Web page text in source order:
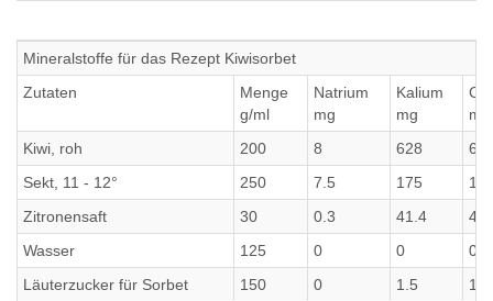
Mineralstoffe für das Rezept Kiwisorbet
Zutaten
Menge
g/ml
Natrium
mg
Kalium
mg
mg
Kiwi, roh
200 8 628
Sekt, 11 - 12°
250 7.5 175
Zitronensaft
30 0.3 41.4
Wasser
125 0 0
0
Läuterzucker für Sorbet
150 0 1.5
1.5